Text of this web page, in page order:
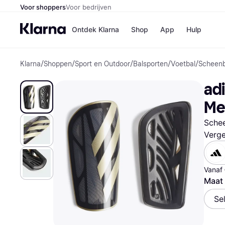
Voor shoppersVoor bedrijven
Ontdek Klarna Shop
Winkels
Bol
H&M
App Hulp
Klarna/Shoppen/Sport en Outdoor/Balsporten/Voetbal /
Vanaf